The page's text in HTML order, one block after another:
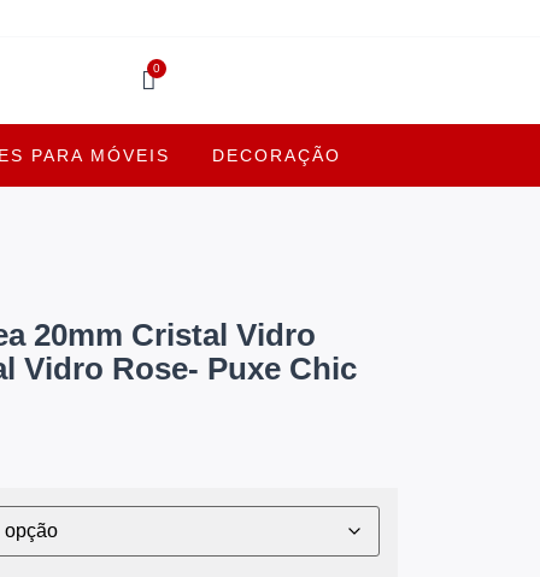
0
PARA MÓVEIS DECORAÇÃO
20mm Cristal Vidro
Vidro Rose- Puxe Chic